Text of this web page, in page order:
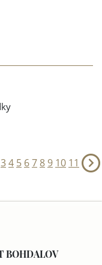
34 5 67 8 9 10 11
BOHDALOV